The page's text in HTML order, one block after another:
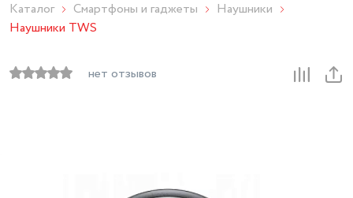
Каталог Смартфоны и гаджеты
Наушники
Наушники TWS
нет отзывов